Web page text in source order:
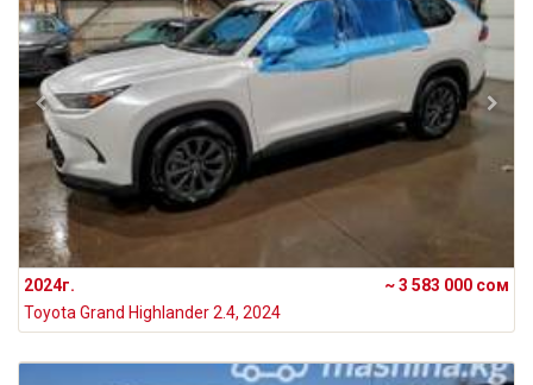
2024г.
~ 3 583 000 сом
Toyota Grand Highlander 2.4, 2024